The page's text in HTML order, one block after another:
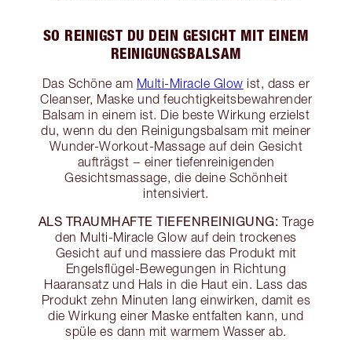
SO REINIGST DU DEIN GESICHT MIT EINEM
REINIGUNGSBALSAM
Das Schöne am Multi-Miracle Glow ist, dass er
Cleanser, Maske und feuchtigkeitsbewahrender
Balsam in einem ist. Die beste Wirkung erzielst
du, wenn du den Reinigungsbalsam mit meiner
Wunder-Workout-Massage auf dein Gesicht
aufträgst − einer tiefenreinigenden
Gesichtsmassage, die deine Schönheit
intensiviert.
ALS TRAUMHAFTE TIEFENREINIGUNG: Trage
den Multi-Miracle Glow auf dein trockenes
Gesicht auf und massiere das Produkt mit
Engelsflügel-Bewegungen in Richtung
Haaransatz und Hals in die Haut ein. Lass das
Produkt zehn Minuten lang einwirken, damit es
die Wirkung einer Maske entfalten kann, und
spüle es dann mit warmem Wasser ab.